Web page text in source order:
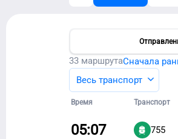
33 маршрутаСначала
Весь транспорт
Время Транспорт
05:07 755